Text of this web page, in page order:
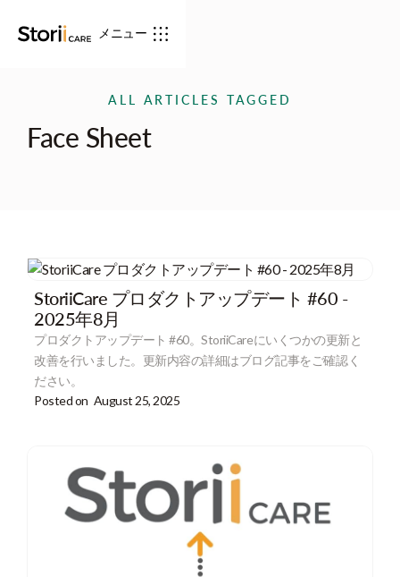
メニュー
ALL ARTICLES TAGGED
Face Sheet
StoriiCare プロダクトアップデート #60 -
2025年8月
プロダクトアップデート #60。StoriiCareにいくつかの更新と
改善を行いました。更新内容の詳細はブログ記事をご確認く
ださい。
Posted on August 25, 2025